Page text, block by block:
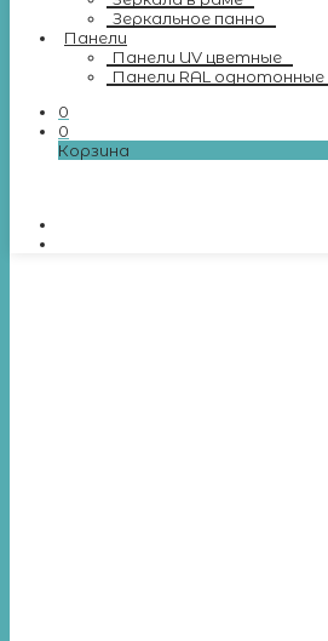
Зеркальное панно
Панели
Панели UV цветные
Панели RAL однотонные
0
0
Корзина